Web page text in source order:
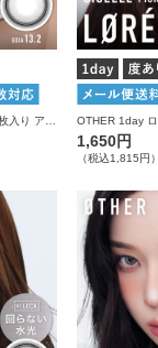
OTHER 1day ゴッドレス 1箱10枚入り アザー カラコン
1,650円
（税込1,815円）